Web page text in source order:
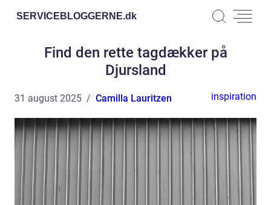
SERVICEBLOGGERNE.dk
Find den rette tagdækker på
Djursland
31 august 2025 Camilla Lauritzen inspiration